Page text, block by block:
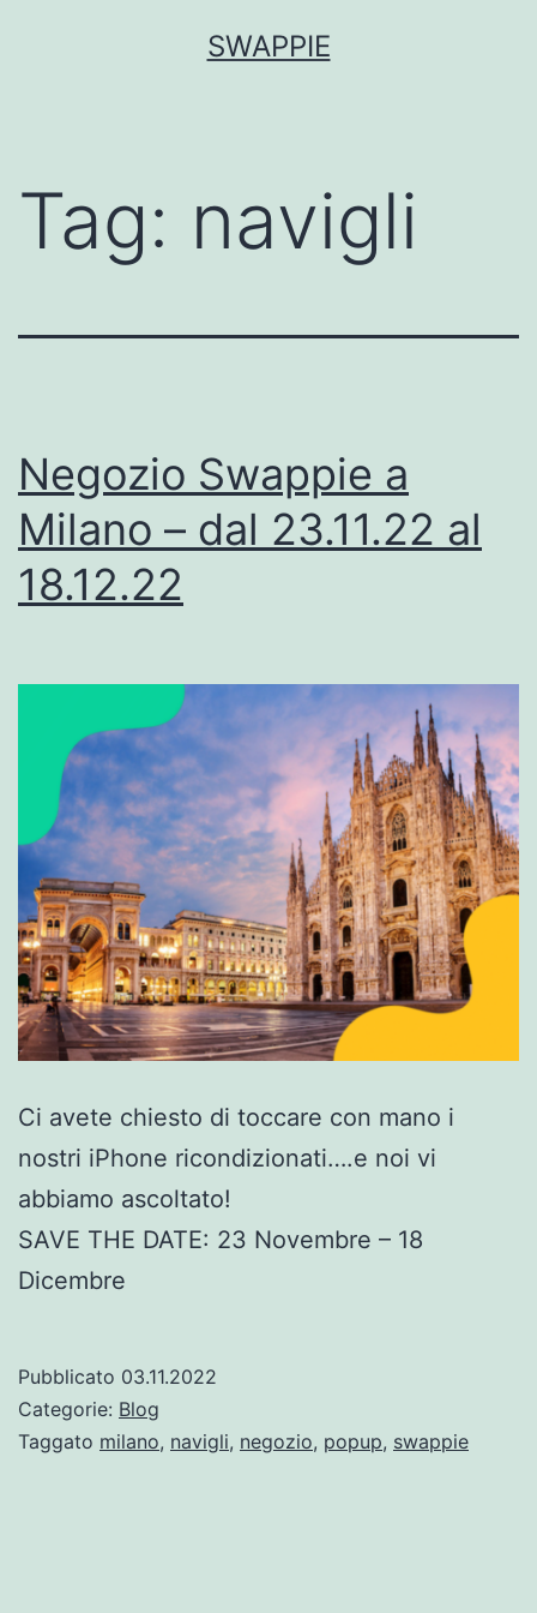
SWAPPIE
Tag: navigli
Negozio Swappie a
Milano – dal 23.11.22 al
18.12.22
Ci avete chiesto di toccare con mano i
nostri iPhone ricondizionati….e noi vi
abbiamo ascoltato!
SAVE THE DATE: 23 Novembre – 18
Dicembre
Pubblicato 03.11.2022
Categorie: Blog
Taggato milano, navigli, negozio, popup, swappie